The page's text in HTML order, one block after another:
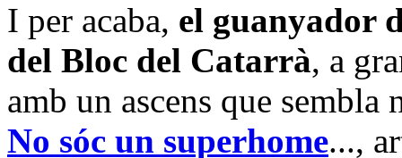
I per acaba, el guanyador
del Bloc del Catarrà, a
amb un ascens que sembla
No sóc un superhome...,